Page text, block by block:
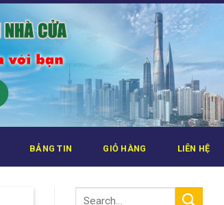
BẢNG TIN GIỎ HÀNG LIÊN HỆ